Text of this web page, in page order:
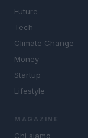
Future
Tech
Climate Change
Money
Startup
Lifestyle
MAGAZINE
Chi siamo